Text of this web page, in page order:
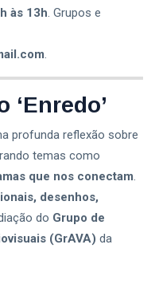
às 13h. Grupos e
.
‘Enredo’
profunda reflexão sobre
temas como
que nos conectam.
desenhos,
do Grupo de
(GrAVA) da